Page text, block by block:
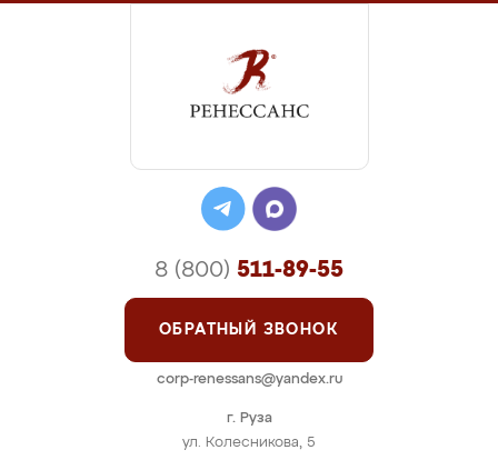
г. Руза
ул. Колесникова, 5
8 (800) 511-89-55
ОБРАТНЫЙ ЗВОНОК
corp-renessans@yandex.ru